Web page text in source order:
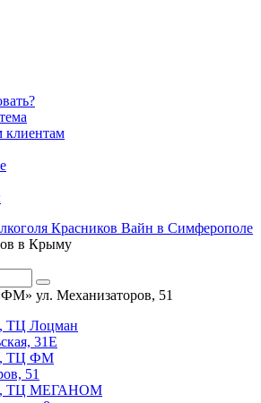
клиентам
в Крыму
ул. Механизаторов, 51
ТЦ Лоцман
31Е
ТЦ ФМ
51
ТЦ МЕГАНОМ